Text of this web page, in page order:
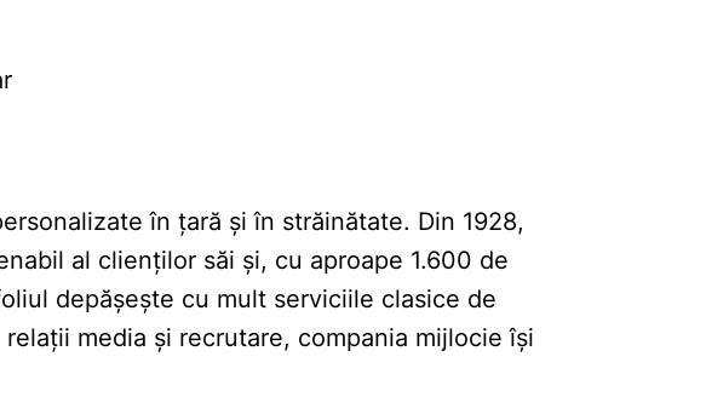
în țară și în străinătate. Din 1928,
al clienților săi și, cu aproape 1.600 de
depășește cu mult serviciile clasice de
media și recrutare, compania mijlocie își